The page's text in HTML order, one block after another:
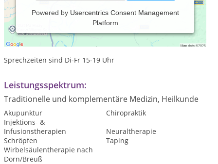
Powered by Usercentrics Consent Management
Platform
Praxiszeiten:
Meine Praxis ist eine Bestellpraxis.
Sprechzeiten sind Di-Fr 15-19 Uhr
Leistungsspektrum:
Traditionelle und komplementäre Medizin, Heilkunde
Akupunktur
Chiropraktik
Injektions- &
Infusionstherapien
Neuraltherapie
Schröpfen
Taping
Wirbelsäulentherapie nach
Dorn/Breuß